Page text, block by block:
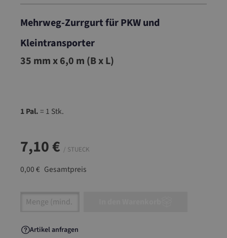
Mehrweg-Zurrgurt für PKW und
Kleintransporter
08.MZ2061MG
35 mm x 6,0 m (B x L)
1 Pal.= 1 Stk.
7,10 € / STUECK
0,00 € Gesamtpreis
Artikel Anzahl: Gib den gewünschten Wert
Artikel anfragen